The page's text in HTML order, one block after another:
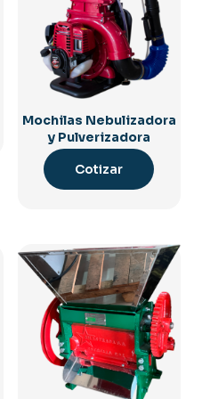
Mochilas Nebulizadora
y Pulverizadora
Cotizar